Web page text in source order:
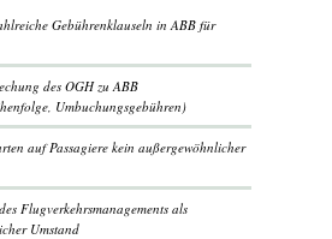
Gebührenklauseln in ABB für
des OGH zu ABB
Umbuchungsgebühren)
auf Passagiere kein außergewöhnlicher
Flugverkehrsmanagements als
Umstand